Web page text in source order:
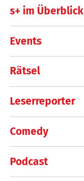
s+ im Überblick
Events
Rätsel
Leserreporter
Comedy
Podcast